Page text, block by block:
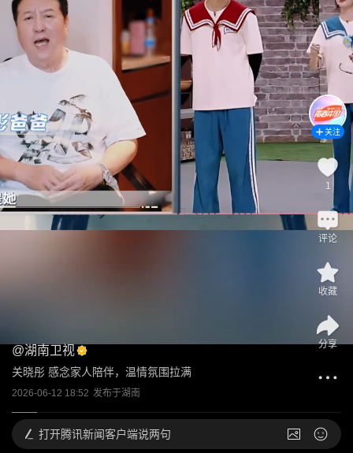
@湖南卫视
关晓彤 感念家人陪伴，温情氛围拉满
2026-06-12 18:52 发布于湖南
关注
1
评论
收藏
分享
打开腾讯新闻客户端说两句